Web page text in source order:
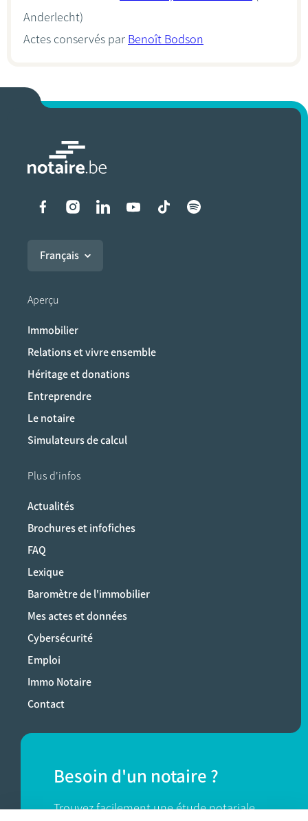
Anderlecht)
Actes conservés par Benoît Bodson
Liens vers les réseaux
Français
Aperçu
Immobilier
Relations et vivre ensemble
Héritage et donations
Entreprendre
Le notaire
Simulateurs de calcul
Plus d'infos
Actualités
Brochures et infofiches
FAQ
Lexique
Baromètre de l'immobilier
Mes actes et données
Cybersécurité
Emploi
Immo Notaire
Contact
Besoin d'un notaire ?
Trouvez facilement une étude notariale